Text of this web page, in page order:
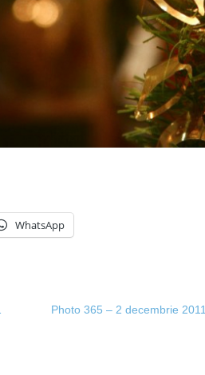
WhatsApp
Photo 365 – 2 decembrie 2011